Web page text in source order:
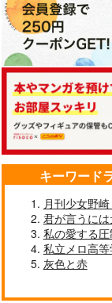
キーワード
月刊少女野
君が言うに
私の愛する
私立メロ高等
灰色と赤